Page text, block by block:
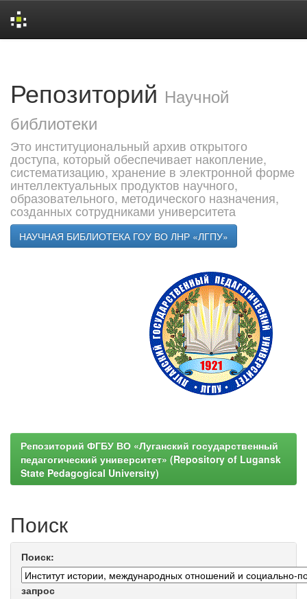
Репозиторий Научной
библиотеки
Это институциональный архив открытого
доступа, который обеспечивает накопление,
систематизацию, хранение в электронной форме
интеллектуальных продуктов научного,
образовательного, методического назначения,
созданных сотрудниками университета
НАУЧНАЯ БИБЛИОТЕКА ГОУ ВО ЛНР «ЛГПУ»
Репозиторий ФГБУ ВО «Луганский государственный
педагогический университет» (Repository of Lugansk
State Pedagogical University)
Поиск
Поиск:
запрос